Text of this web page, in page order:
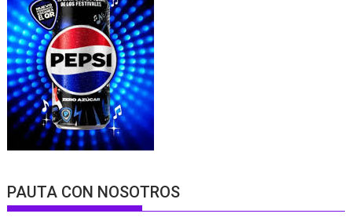
PAUTA CON NOSOTROS